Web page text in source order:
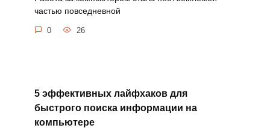
частью повседневной
0 26
5 эффективных лайфхаков для
быстрого поиска информации на
компьютере